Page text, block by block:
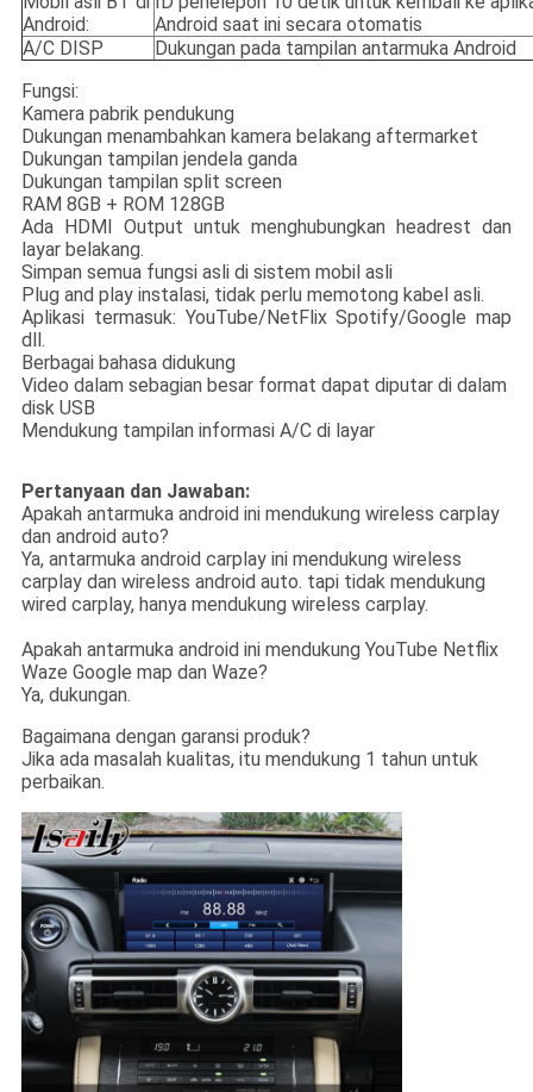
Android:
Android saat ini secara otomatis
A/C DISP
Dukungan pada tampilan antarmuka Android
Fungsi:
Kamera pabrik pendukung
Dukungan menambahkan kamera belakang aftermarket
Dukungan tampilan jendela ganda
Dukungan tampilan split screen
RAM 8GB + ROM 128GB
Ada HDMI Output untuk menghubungkan headrest dan
layar belakang.
Simpan semua fungsi asli di sistem mobil asli
Plug and play instalasi, tidak perlu memotong kabel asli.
Aplikasi termasuk: YouTube/NetFlix Spotify/Google map
dll.
Berbagai bahasa didukung
Video dalam sebagian besar format dapat diputar di dalam
disk USB
Mendukung tampilan informasi A/C di layar
Pertanyaan dan Jawaban:
Apakah antarmuka android ini mendukung wireless carplay
dan android auto?
Ya, antarmuka android carplay ini mendukung wireless
carplay dan wireless android auto. tapi tidak mendukung
wired carplay, hanya mendukung wireless carplay.
Apakah antarmuka android ini mendukung YouTube Netflix
Waze Google map dan Waze?
Ya, dukungan.
Bagaimana dengan garansi produk?
Jika ada masalah kualitas, itu mendukung 1 tahun untuk
perbaikan.